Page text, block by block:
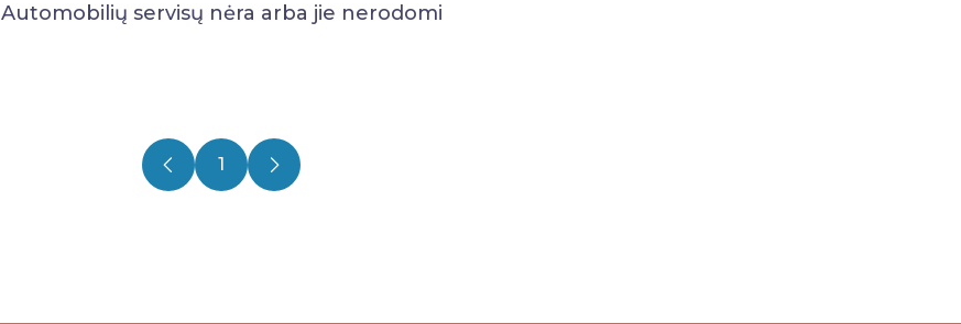
Automobilių servisų nėra arba jie nerodomi
1